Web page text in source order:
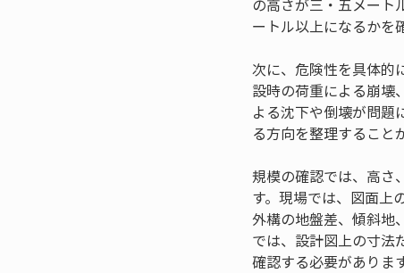
の高さが三・五メート
ートル以上になるかを
次に、危険性を具体的
設時の荷重による崩壊
よる沈下や倒壊が問題
る方向を整理すること
規模の確認では、高さ
す。現場では、図面上
外構の地盤差、傾斜地
では、設計図上の寸法
確認する必要があります